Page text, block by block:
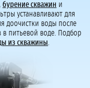
, бурение скважин и
устанавливают для
доочистки воды после
в питьевой воде. Подбор
из скважины